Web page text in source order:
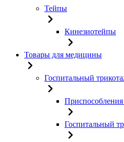
Тейпы
Кинезиотейпы
Товары для медицины
Госпитальный
Госпитальный